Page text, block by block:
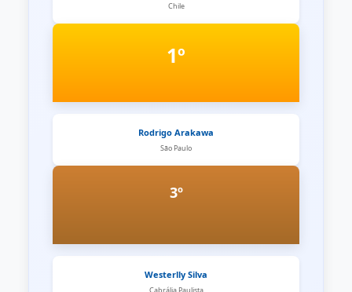
Chile
1º
Rodrigo Arakawa
São Paulo
3º
Westerlly Silva
Cabrália Paulista